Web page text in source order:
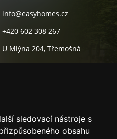
sledovací nástroje s
obsahu
info@easyhomes.cz
+420 602 308 267
U Mlýna 204, Třemošná
Studentská 55A, Plzeň